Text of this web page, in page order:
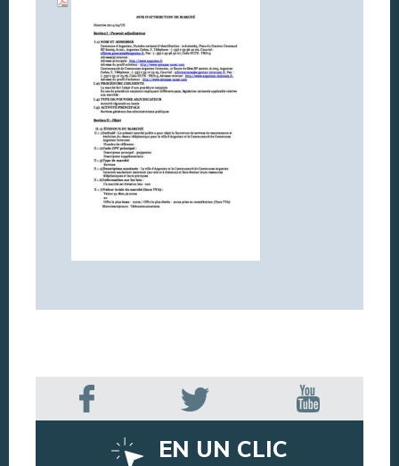
EN UN CLIC